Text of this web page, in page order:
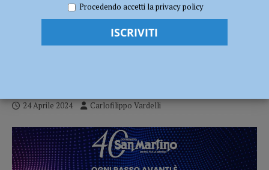
protagonista domani a Modena nella Final Four Regionale
Volley – Gas Sales Piacenza: l’Under 19
24 Aprile 2024 Carlofilippo Vardelli
Procedendo accetti la privacy policy